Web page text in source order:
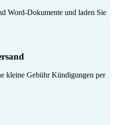
Word-Dokumente und laden Sie
kleine Gebühr Kündigungen per